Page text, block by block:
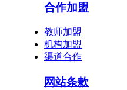
合作加盟
教师加盟
机构加盟
渠道合作
网站条款